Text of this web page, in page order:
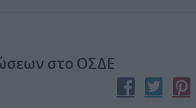
στο ΟΣΔΕ